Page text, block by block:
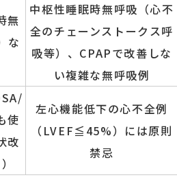
無
な
中枢性睡眠時無呼吸（心不
全のチェーンストークス呼
吸等）、CPAPで改善しな
い複雑な無呼吸例
使
改
左心機能低下の心不全例
（LVEF≦45%）には原則
禁忌